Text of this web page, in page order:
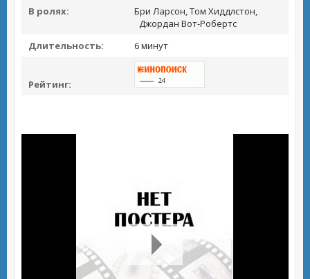
В ролях:
Бри Ларсон, Том Хиддлстон,
Джордан Вот-Робертс
Длительность:
6 минут
Рейтинг: